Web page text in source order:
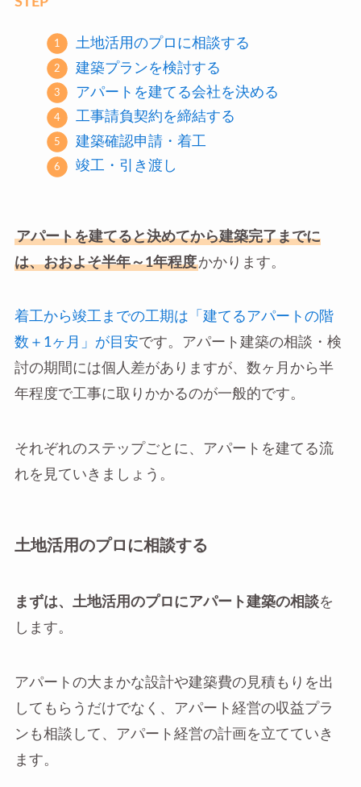
土地活用のプロに相談する
建築プランを検討する
アパートを建てる会社を決める
工事請負契約を締結する
建築確認申請・着工
竣工・引き渡し
アパートを建てると決めてから建築完了までに
は、おおよそ半年～1年程度かかります。
着工から竣工までの工期は「建てるアパートの階
数＋1ヶ月」が目安です。アパート建築の相談・検
討の期間には個人差がありますが、数ヶ月から半
年程度で工事に取りかかるのが一般的です。
それぞれのステップごとに、アパートを建てる流
れを見ていきましょう。
土地活用のプロに相談する
まずは、土地活用のプロにアパート建築の相談を
します。
アパートの大まかな設計や建築費の見積もりを出
してもらうだけでなく、アパート経営の収益プラ
ンも相談して、アパート経営の計画を立てていき
ます。